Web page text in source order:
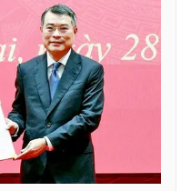
nếu không có sự chấp
khi phát hành lại